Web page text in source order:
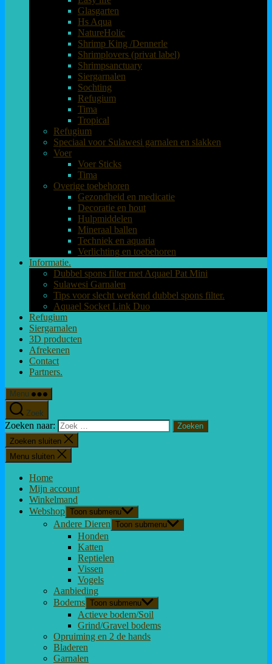
Glasgarten
Hs Aqua
NatureHolic
Shrimp King /Dennerle
Shrimplovers (privat label)
Shrimpsanctuary
Siergarnalen
Sochting
Refugium
Tima
Tropical
Refugium
Speciaal voor Sulawesi garnalen en slakken
Voer
Voer Sticks
Tima
Overige toebehoren
Gezondheid en medicatie
Decoratie en hout
Hulpmiddelen
Mineraal ballen
Techniek en aquaria
Verlichting en toebehoren
Informatie.
Dubbel spons filter met Aquael Pat Mini
Sulawesi Garnalen
Tips voor slecht werkend dubbel spons filter.
Aquael Socket Link Duo
Refugium
Siergarnalen
3D producten
Afrekenen
Contact
Partners.
Menu
Zoek
Zoeken naar:
Zoeken sluiten
Menu sluiten
Home
Mijn account
Winkelmand
Webshop Toon submenu
Andere Dieren Toon submenu
Honden
Katten
Reptielen
Vissen
Vogels
Aanbieding
Bodems Toon submenu
Actieve bodem/Soil
Grind/Gravel bodems
Opruiming en 2 de hands
Bladeren
Garnalen